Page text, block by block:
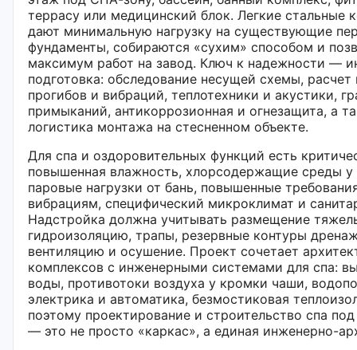
террасу или медицинский блок. Легкие стальные
дают минимальную нагрузку на существующие
фундаменты, собираются «сухим» способом и
максимум работ на завод. Ключ к надежности —
подготовка: обследование несущей схемы, расчет
прогибов и вибраций, теплотехники и акустики,
примыканий, антикоррозионная и огнезащита, а
логистика монтажа на стесненном объекте.
Для спа и оздоровительных функций есть
повышенная влажность, хлорсодержащие среды у
паровые нагрузки от бань, повышенные
вибрациям, специфический микроклимат и
Надстройка должна учитывать размещение
гидроизоляцию, трапы, резервные контуры
вентиляцию и осушение. Проект сочетает
комплексов с инженерными системами для спа:
воды, противотоки воздуха у кромки чаши,
электрика и автоматика, безмостиковая
поэтому проектирование и строительство спа
— это не просто «каркас», а единая инженерно-